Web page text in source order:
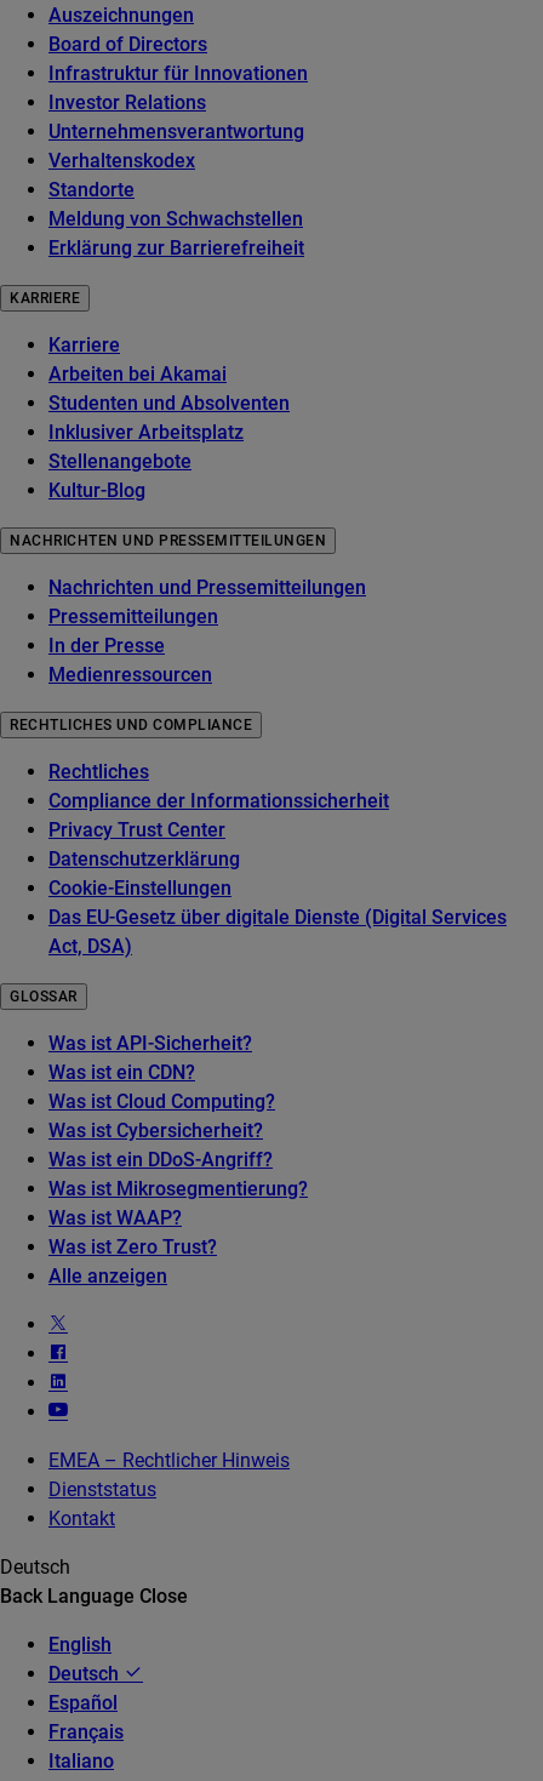
Auszeichnungen
Board of Directors
Infrastruktur für Innovationen
Investor Relations
Unternehmensverantwortung
Verhaltenskodex
Standorte
Meldung von Schwachstellen
Erklärung zur Barrierefreiheit
KARRIERE
Karriere
Arbeiten bei Akamai
Studenten und Absolventen
Inklusiver Arbeitsplatz
Stellenangebote
Kultur-Blog
NACHRICHTEN UND PRESSEMITTEILUNGEN
Nachrichten und Pressemitteilungen
Pressemitteilungen
In der Presse
Medienressourcen
RECHTLICHES UND COMPLIANCE
Rechtliches
Compliance der Informationssicherheit
Privacy Trust Center
Datenschutzerklärung
Cookie-Einstellungen
Das EU-Gesetz über digitale Dienste (Digital Services
Act, DSA)
GLOSSAR
Was ist API-Sicherheit?
Was ist ein CDN?
Was ist Cloud Computing?
Was ist Cybersicherheit?
Was ist ein DDoS-Angriff?
Was ist Mikrosegmentierung?
Was ist WAAP?
Was ist Zero Trust?
Alle anzeigen
EMEA – Rechtlicher Hinweis
Dienststatus
Kontakt
Deutsch
Back Language Close
English
Deutsch
Español
Français
Italiano